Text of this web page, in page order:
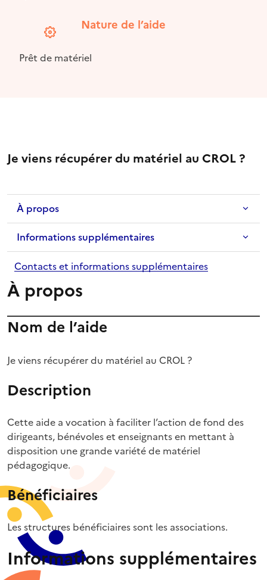
Nature de l’aide
Prêt de matériel
Je viens récupérer du matériel au CROL ?
À propos
Informations supplémentaires
Contacts et informations supplémentaires
À propos
Nom de l’aide
Je viens récupérer du matériel au CROL ?
Description
Cette aide a vocation à faciliter l’action de fond des
dirigeants, bénévoles et enseignants en mettant à
disposition une grande variété de matériel
pédagogique.
Bénéficiaires
Les structures bénéficiaires sont les associations.
Informations supplémentaires